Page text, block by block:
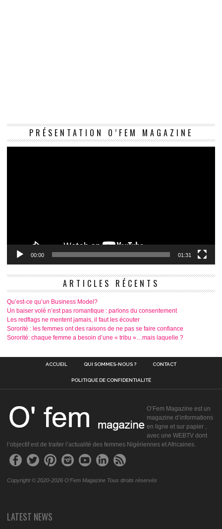
PRÉSENTATION O’FEM MAGAZINE
00:00 01:31
ARTICLES RÉCENTS
Qu’est-ce qu’un Business Model?
Un baiser volé n’est pas romantique : parlons du consentement
Les redflags ne mentent jamais, il faut les écouter
Sororité : les femmes ont des raisons de ne pas se faire confiance
Sororité: chaque femme a besoin d’une « tribu »…mais laquelle ?
ACCUEIL QUI SOMMES-NOUS ? CONTACT
POLITIQUE DE CONFIDENTIALITÉ
O’Fem Magazine est un
magazine d’informations
en ligne et sur papier ,
avec une WEBTV dont
l’objectif est de traiter l’actualité des femmes Nigériennes et Africaines.
Copyright © 2020-2026 O'Fem Magazine Tous droits réservés
LATEST NEWS